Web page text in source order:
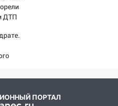
открыли памятную
Рылееву
спасатели ночью
в заброшенных
холодную воду
ДТП
ПОРТАЛ